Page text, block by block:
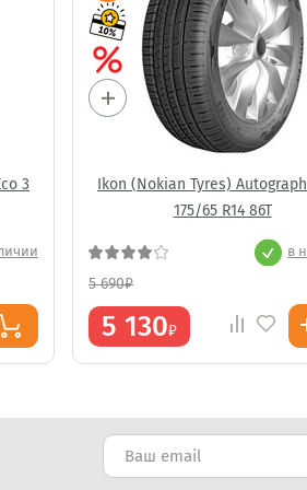
3
Ikon (Nokian Tyres)
175/65 R14 86T
в
5 690₽
5 130₽